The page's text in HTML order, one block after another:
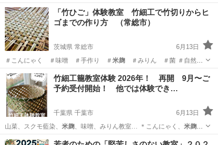
ら作ってみま… るんです。米麹は３０〜３８度の温… その古米の使
い道が米麹になっていたんです… 今のレシピは新米で米麹を作る前提
で書かれ… てい...
東京 中央区 料理 米麹
「竹ひご」体験教室 竹細工で竹切りからヒ
ゴまでの作り方 （常総市）
茨城県 常総市
6月13日
＃こんにゃく ＃味噌 ＃手作り ＃ 米麹＃みりん ＃菌 ＃自然菜
園 ＃藍染…
茨城 常総市 日本文化 レッスン
竹細工籠教室体験 2026年！ 再開 9月〜ご
予約受付開始！ 他では体験でき…
千葉県 千葉市
6月13日
山菜、スクモ藍染、 米麹 、味噌、みりん教室… ＊こんにゃく、 米麹、
みりん、倍々味噌… 味噌 ＃手作り ＃米麹＃みりん ＃菌 …
千葉 千葉市 日本文化 先生